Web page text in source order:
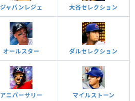
ジャパンレジェ 大谷セレクション
オールスター ダルセレクション
アニバーサリー マイルストーン